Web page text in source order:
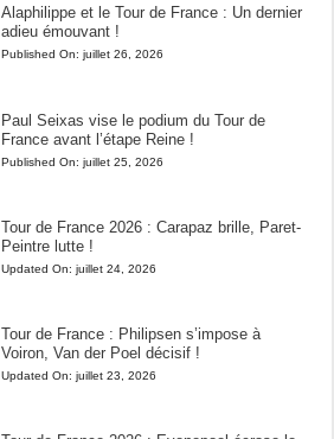
Alaphilippe et le Tour de France : Un dernier
adieu émouvant !
Published On: juillet 26, 2026
Paul Seixas vise le podium du Tour de
France avant l’étape Reine !
Published On: juillet 25, 2026
Tour de France 2026 : Carapaz brille, Paret-
Peintre lutte !
Updated On: juillet 24, 2026
Tour de France : Philipsen s’impose à
Voiron, Van der Poel décisif !
Updated On: juillet 23, 2026